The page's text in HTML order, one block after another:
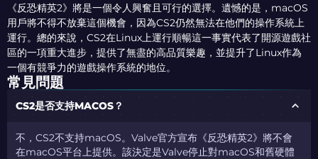
《反恐精英2》將是一個令人興奮且可行的選擇。遺憾的是，macOS
用戶將不得不放棄這個機會，因為CS2仍然無法在他們的操作系統上
運行。總的來說，CS2在Linux上運行順暢這一事實代表了開源遊戲社
區的一項重大進步，提供了無盡的高品質樂趣，並提升了Linux作為
一個有競爭力的遊戲操作系統的地位。
常見問題
CS2是否支持MACOS？
不，CS2不支持macOS。Valve官方宣布《反恐精英2》將不會
在macOS平台上提供。該決定是Valve停止對macOS和舊硬體